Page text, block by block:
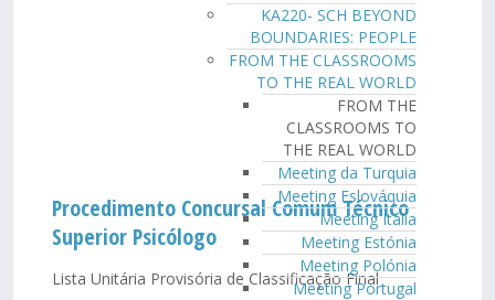
KA220- SCH BEYOND
BOUNDARIES: PEOPLE
FROM THE CLASSROOMS
TO THE REAL WORLD
FROM THE
CLASSROOMS TO
THE REAL WORLD
Meeting da Turquia
Meeting Eslováquia
Meeting Itália
Meeting Estónia
Meeting Polónia
Meeting Portugal
Procedimento Concursal Comum Técnico
Superior Psicólogo
Lista Unitária Provisória de Classificação Final